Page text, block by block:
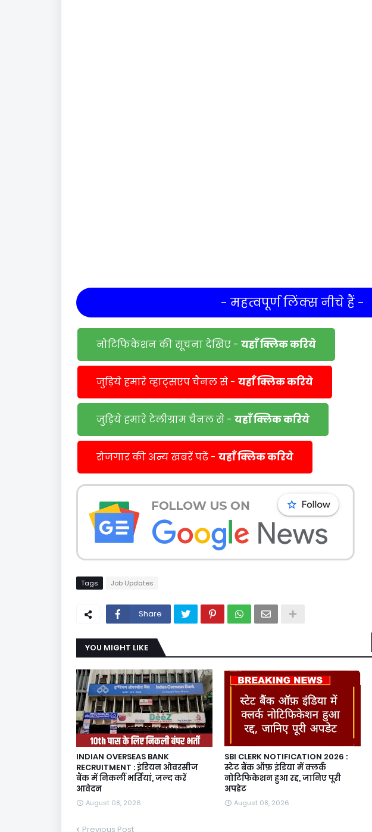
- महत्वपूर्ण लिंक्स नीचे हैं -
नोटिफिकेशन की सूचना देखिए - यहाँ क्लिक करिये
जुड़िये हमारे व्हाट्सएप चैनल से - यहाँ क्लिक करिये
जुड़िये हमारे टेलीग्राम चैनल से - यहाँ क्लिक करिये
रोजगार की अन्य खबरें पढें - यहाँ क्लिक करिये
Tags Job Updates
Share
YOU MIGHT LIKE
INDIAN OVERSEAS BANK
RECRUITMENT : इंडियन ओवरसीज
बैंक में निकलीं भर्तियां, जल्द करें
आवेदन
August 08, 2026
SBI CLERK NOTIFICATION 2026 :
स्टेट बैंक ऑफ़ इंडिया में क्लर्क
नोटिफिकेशन हुआ रद्द, जानिए पूरी
अपडेट
August 08, 2026
Previous Post